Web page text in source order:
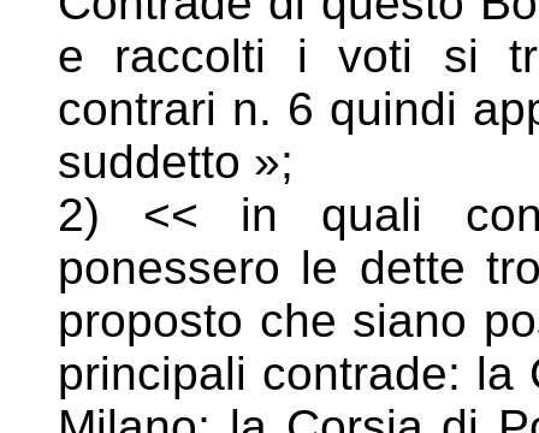
e raccolti i voti si
contrari n. 6 quindi
suddetto »;
2) << in quali
ponessero le dette
proposto che siano
principali contrade: la